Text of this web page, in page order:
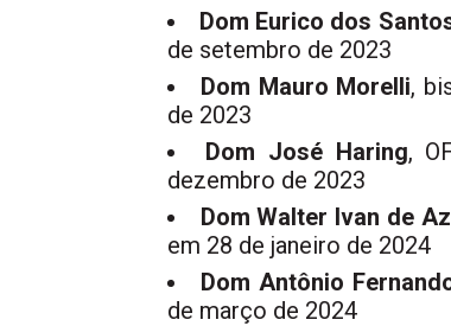
Dom Eurico dos
de setembro de 2023
Dom Mauro Morelli,
de 2023
Dom José Haring,
dezembro de 2023
Dom Walter Ivan de
em 28 de janeiro de 2024
Dom Antônio
de março de 2024